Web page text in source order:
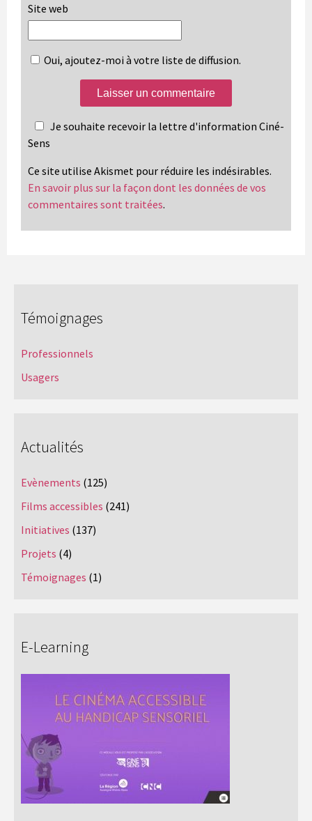
Site web
Oui, ajoutez-moi à votre liste de diffusion.
Je souhaite recevoir la lettre d'information Ciné-
Sens
Ce site utilise Akismet pour réduire les indésirables.
En savoir plus sur la façon dont les données de vos
commentaires sont traitées.
Témoignages
Professionnels
Usagers
Actualités
Evènements (125)
Films accessibles (241)
Initiatives (137)
Projets (4)
Témoignages (1)
E-Learning